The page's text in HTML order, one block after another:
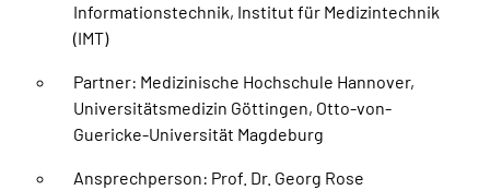
Informationstechnik, Institut für Medizintechnik
(IMT)
Partner: Medizinische Hochschule Hannover,
Universitätsmedizin Göttingen, Otto-von-
Guericke-Universität Magdeburg
Ansprechperson: Prof. Dr. Georg Rose